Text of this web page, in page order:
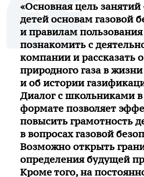
«Основная цель
детей основам газовой
и правилам
познакомить с
компании и рассказать
природного газа в
и об истории
Диалог с школьниками
формате позволяет
повысить грамотность
в вопросах газовой
Возможно открыть
определения будущей
Кроме того, на